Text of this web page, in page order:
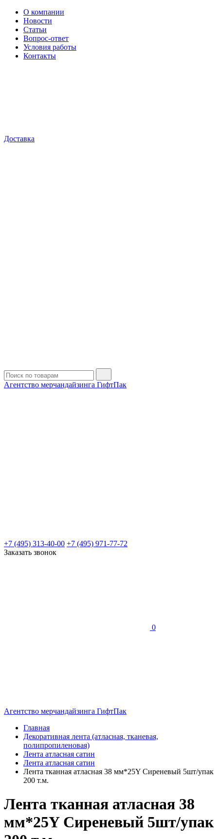
О компании
Новости
Статьи
Вопрос-ответ
Условия работы
Контакты
Доставка
Агентство мерчандайзинга ГифтПак
+7 (495) 313-40-00 +7 (495) 971-77-72
Заказать звонок
0
Агентство мерчандайзинга ГифтПак
Главная
Декоративная лента (атласная, тканевая,
полипропиленовая)
Лента атласная сатин
Лента атласная сатин
Лента тканная атласная 38 мм*25Y Сиреневый 5шт/упак
200 т.м.
Лента тканная атласная 38
мм*25Y Сиреневый 5шт/упак